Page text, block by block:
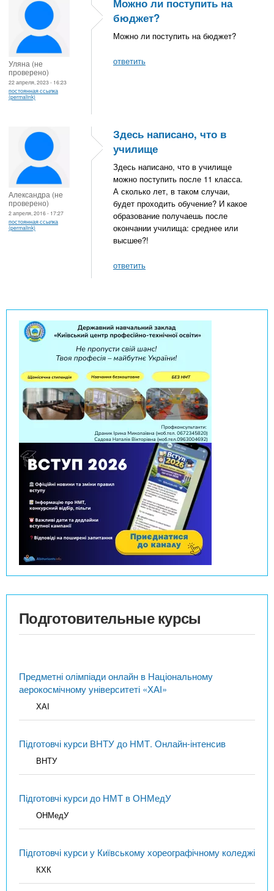
Уляна (не
проверено)
22 апреля, 2023 - 16:23
постоянная ссылка
(permalink)
бюджет?
Можно ли поступить на бюджет?
ответить
Александра (не
проверено)
2 апреля, 2016 - 17:27
постоянная ссылка
(permalink)
Здесь написано, что в
училище
Здесь написано, что в училище
можно поступить после 11 класса.
А сколько лет, в таком случаи,
будет проходить обучение? И какое
образование получаешь после
окончании училища: среднее или
высшее?!
ответить
Подготовительные курсы
Предметні олімпіади онлайн в Національному
аерокосмічному університеті «ХАІ»
ХАІ
Підготовчі курси ВНТУ до НМТ. Онлайн-інтенсив
ВНТУ
Підготовчі курси до НМТ в ОНМедУ
ОНМедУ
Підготовчі курси у Київському хореографічному коледжі
КХК